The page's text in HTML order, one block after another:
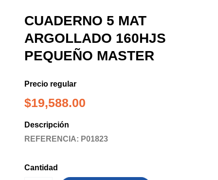
CUADERNO 5 MAT
ARGOLLADO 160HJS
PEQUEÑO MASTER
Precio regular
$19,588.00
Descripción
REFERENCIA: P01823
Cantidad